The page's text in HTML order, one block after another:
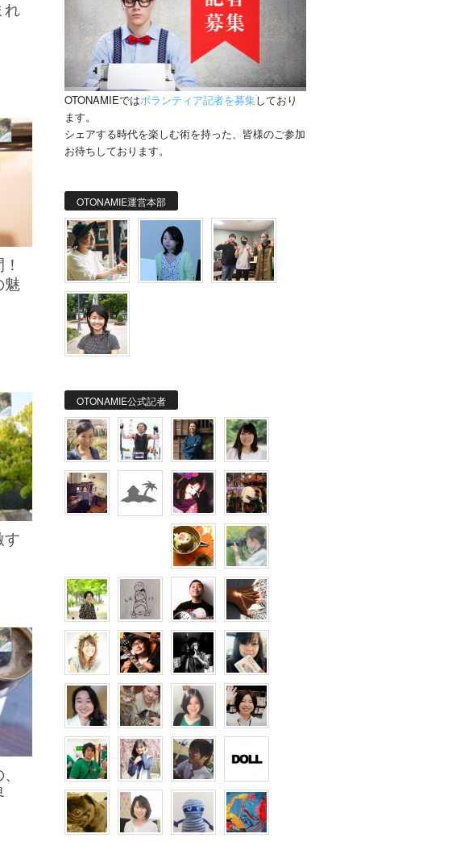
れ
魅
す
OTONAMIEではボランティア記者を募集しており
ます。
シェアする時代を楽しむ術を持った、皆様のご参加
お待ちしております。
OTONAMIE運営本部
OTONAMIE公式記者